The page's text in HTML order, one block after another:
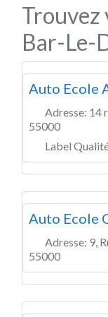
Trouvez
Bar-Le-
Auto Ecole
Adresse: 14
55000
Label
Auto Ecole
Adresse: 9,
55000